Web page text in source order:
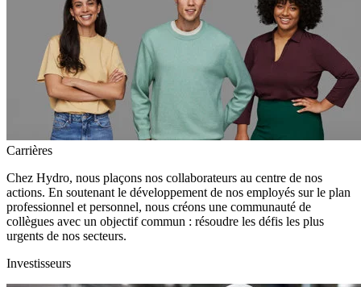
Carrières
Chez Hydro, nous plaçons nos collaborateurs au centre de nos
actions. En soutenant le développement de nos employés sur le plan
professionnel et personnel, nous créons une communauté de
collègues avec un objectif commun : résoudre les défis les plus
urgents de nos secteurs.
Investisseurs